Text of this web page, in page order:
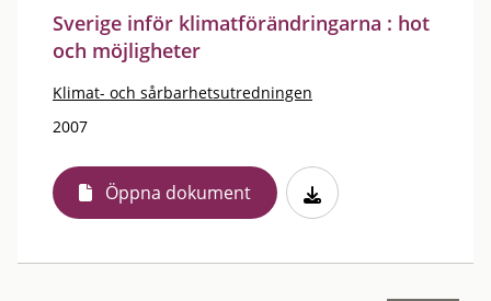
Sverige inför klimatförändringarna : hot
och möjligheter
Klimat- och sårbarhetsutredningen
2007
Öppna dokument